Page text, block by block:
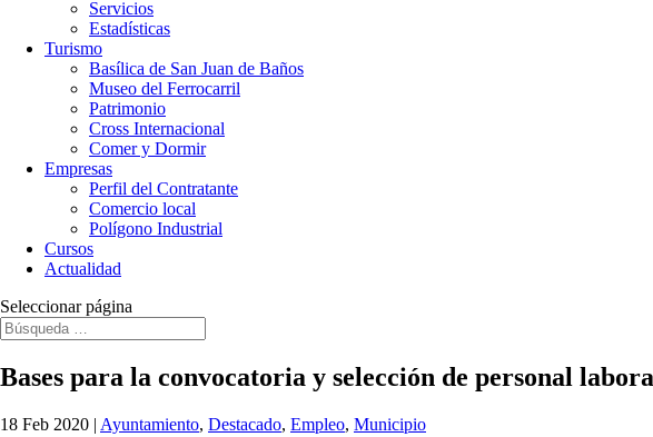
Servicios
Estadísticas
Turismo
Basílica de San Juan de Baños
Museo del Ferrocarril
Patrimonio
Cross Internacional
Comer y Dormir
Empresas
Perfil del Contratante
Comercio local
Polígono Industrial
Cursos
Actualidad
Seleccionar página
Bases para la convocatoria y selección de personal
18 Feb 2020 | Ayuntamiento, Destacado, Empleo, Municipio